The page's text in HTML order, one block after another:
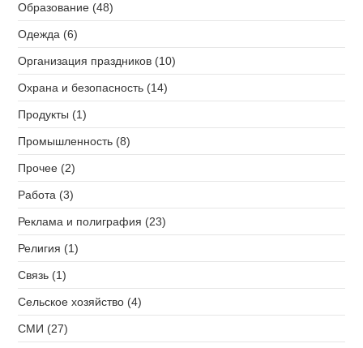
Образование (48)
Одежда (6)
Организация праздников (10)
Охрана и безопасность (14)
Продукты (1)
Промышленность (8)
Прочее (2)
Работа (3)
Реклама и полиграфия (23)
Религия (1)
Связь (1)
Сельское хозяйство (4)
СМИ (27)